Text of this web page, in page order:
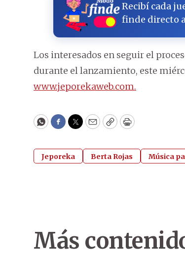
Recibí cada
finde directo
Los interesados en seguir el
durante el lanzamiento, este
www.jeporekaweb.com.
WhatsApp
Facebook
Twitter
EmailCopyPrint
Jeporeka Berta Rojas Música
Más